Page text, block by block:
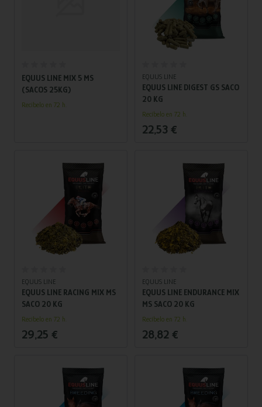
EQUUS LINE MIX 5 MS
(SACOS 25KG)
Recíbelo en 72 h.
EQUUS LINE
EQUUS LINE DIGEST GS SACO
20 KG
Recíbelo en 72 h.
22,53 €
EQUUS LINE
EQUUS LINE RACING MIX MS
SACO 20 KG
Recíbelo en 72 h.
29,25 €
EQUUS LINE
EQUUS LINE ENDURANCE MIX
MS SACO 20 KG
Recíbelo en 72 h.
28,82 €